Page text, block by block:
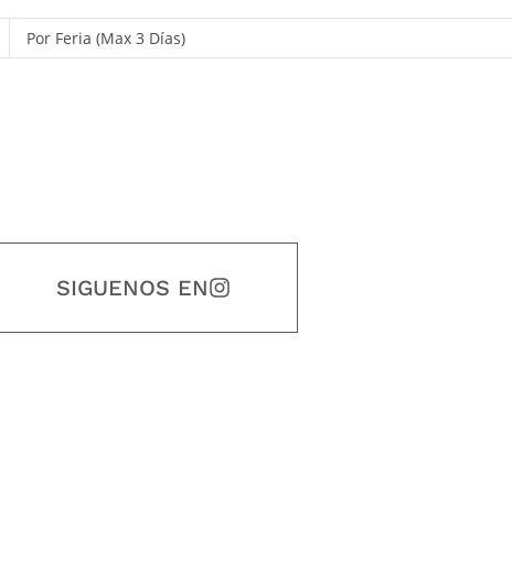
Por Feria (Max 3 Días)
SIGUENOS EN